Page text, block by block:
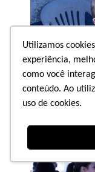
Utilizamos
experiência,
como você
conteúdo. Ao
uso de cookies.